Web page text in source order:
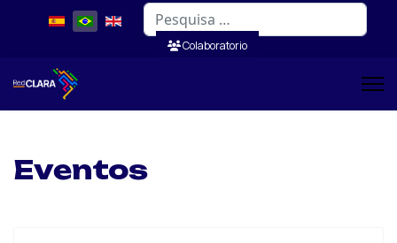
Pesquisar
Colaboratorio
Eventos